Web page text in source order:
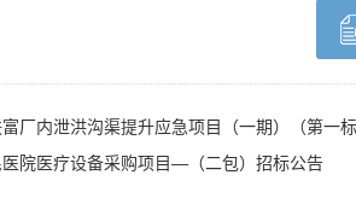
厂内泄洪沟渠提升应急项目（一期）（第一
院医疗设备采购项目—（二包）招标公告